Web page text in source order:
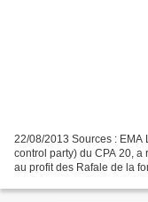
22/08/2013 Sources : EMA
control party) du CPA 20,
au profit des Rafale de la